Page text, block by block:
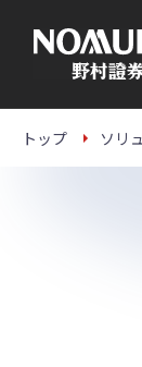
本
トップ ソリ